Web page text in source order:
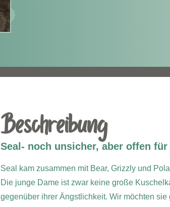
Beschreibung
Seal- noch unsicher, aber offen
Seal kam zusammen mit Bear, Grizzly und
Die junge Dame ist zwar keine große
gegenüber ihrer Ängstlichkeit. Wir möchten